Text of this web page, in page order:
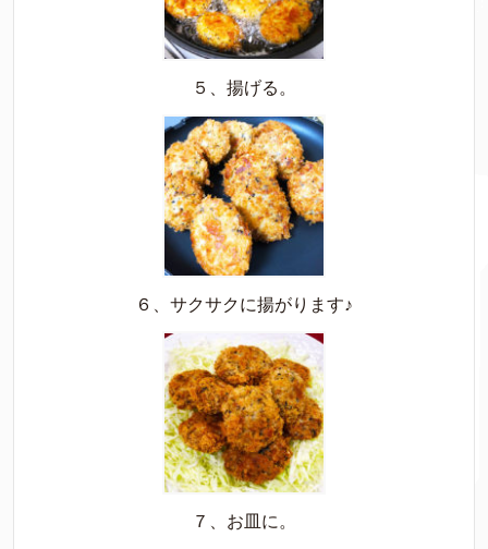
５、揚げる。
６、サクサクに揚がります♪
７、お皿に。